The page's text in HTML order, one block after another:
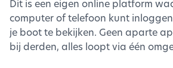
Dit is een eigen online platform
computer of telefoon kunt
je boot te bekijken. Geen aparte
bij derden, alles loopt via één